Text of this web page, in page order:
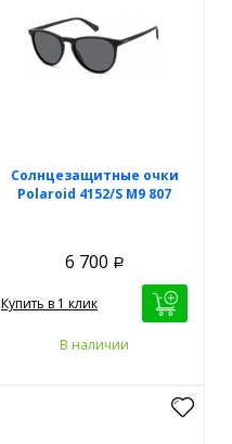
Солнцезащитные очки
Polaroid 4152/S M9 807
6 700 Р
Купить в 1 клик
В наличии